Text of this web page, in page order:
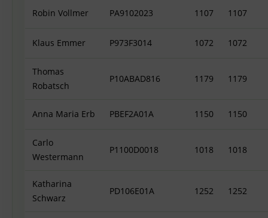
Robin Vollmer PA9102023 1107 1107
Klaus Emmer P973F3014 1072 1072
Thomas
Robatsch
P10ABAD816 1179 1179
Anna Maria Erb PBEF2A01A 1150 1150
Carlo
Westermann
P1100D0018 1018 1018
Katharina
Schwarz
PD106E01A 1252 1252